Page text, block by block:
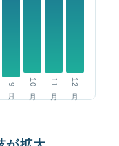
9月 10月 11月 12月